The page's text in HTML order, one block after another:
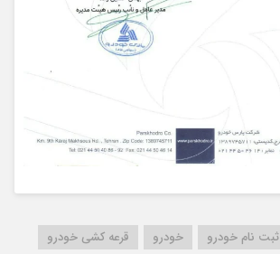
ثبت نام خودرو خودرو قرعه کشی خودرو